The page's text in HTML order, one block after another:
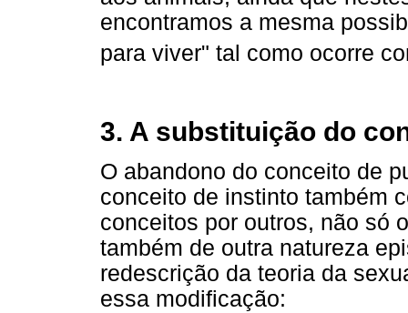
encontramos a mesma
para viver" tal como ocorre
3. A substituição do
O abandono do conceito de
conceito de instinto também
conceitos por outros, não só
também de outra natureza
redescrição da teoria da
essa modificação: